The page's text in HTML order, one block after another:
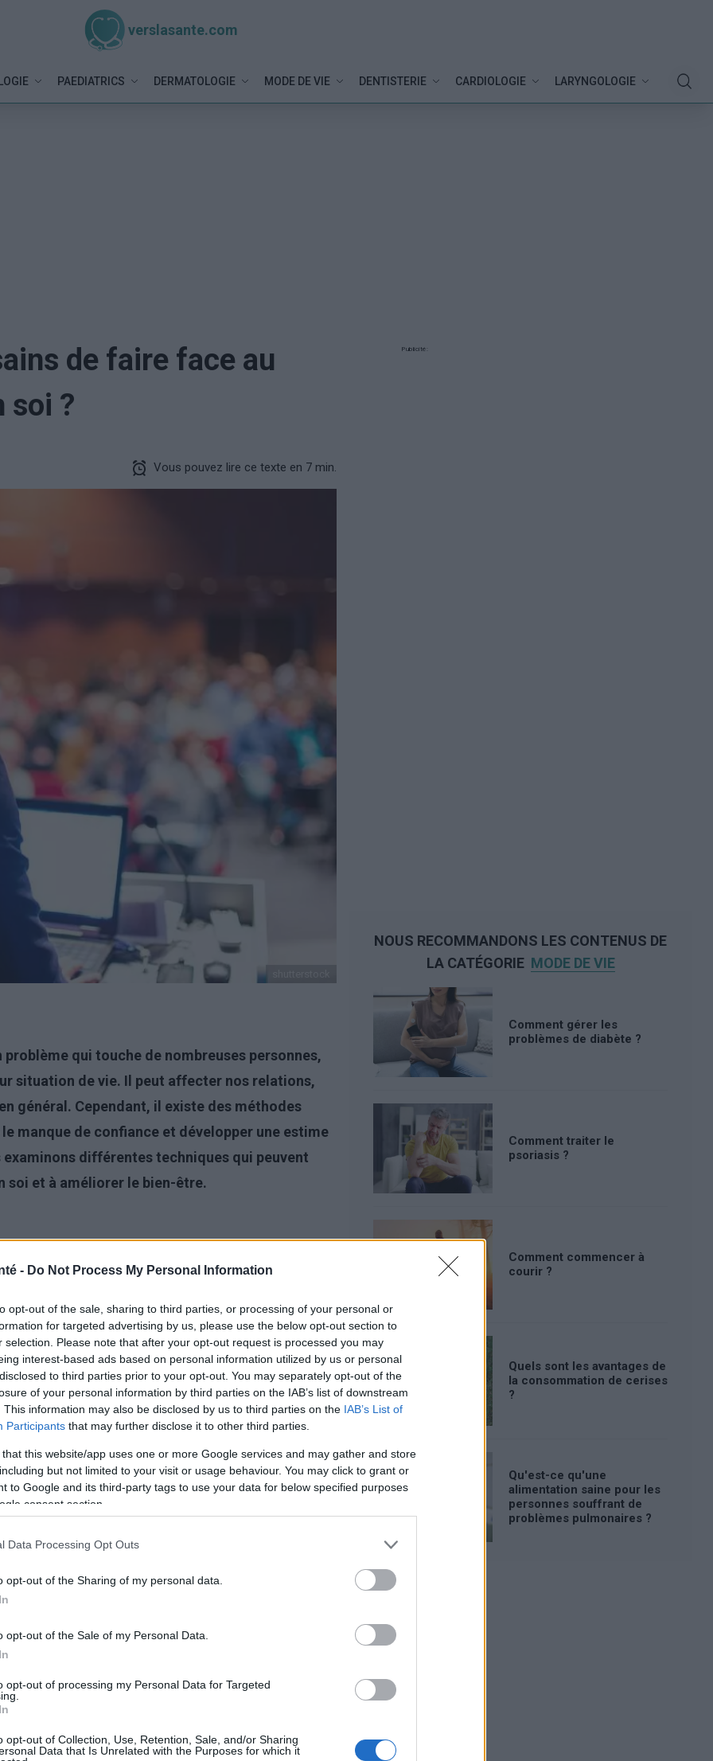
- Do Not Process My Personal Information
opt-out of the sale, sharing to third parties, or processing of your personal or
for targeted advertising by us, please use the below opt-out section to
selection. Please note that after your opt-out request is processed you may
interest-based ads based on personal information utilized by us or personal
to third parties prior to your opt-out. You may separately opt-out of the
of your personal information by third parties on the IAB’s list of downstream
This information may also be disclosed by us to third parties on the IAB’s List of
Participants that may further disclose it to other third parties.
that this website/app uses one or more Google services and may gather and store
but not limited to your visit or usage behaviour. You may click to grant or
to Google and its third-party tags to use your data for below specified purposes
consent section.
Data Processing Opt Outs
opt-out of the Sharing of my personal data.
opt-out of the Sale of my Personal Data.
opt-out of processing my Personal Data for Targeted
opt-out of Collection, Use, Retention, Sale, and/or Sharing
Data that Is Unrelated with the Purposes for which it
verslasante.com
PAEDIATRICS DERMATOLOGIE MODE DE VIE DENTISTERIE CARDIOLOGIE LARYNGOLOGIE
de faire face au
soi ?
Vous pouvez lire ce texte en 7 min.
qui touche de nombreuses personnes,
situation de vie. Il peut affecter nos relations,
général. Cependant, il existe des méthodes
manque de confiance et développer une estime
différentes techniques qui peuvent
soi et à améliorer le bien-être.
soi
confiance en soi ?
d'objectifs
Publicité:
NOUS RECOMMANDONS LES CONTENUS DE
LA CATÉGORIE MODE DE VIE
Comment gérer les
problèmes de diabète ?
Comment traiter le
psoriasis ?
Comment commencer à
courir ?
Quels sont les avantages de
la consommation de cerises
?
Qu'est-ce qu'une
alimentation saine pour les
personnes souffrant de
problèmes pulmonaires ?